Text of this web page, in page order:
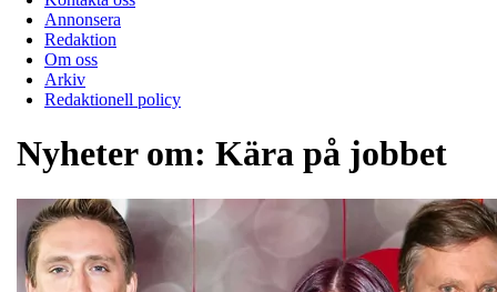
Annonsera
Redaktion
Om oss
Arkiv
Redaktionell policy
Nyheter om: Kära på jobbet